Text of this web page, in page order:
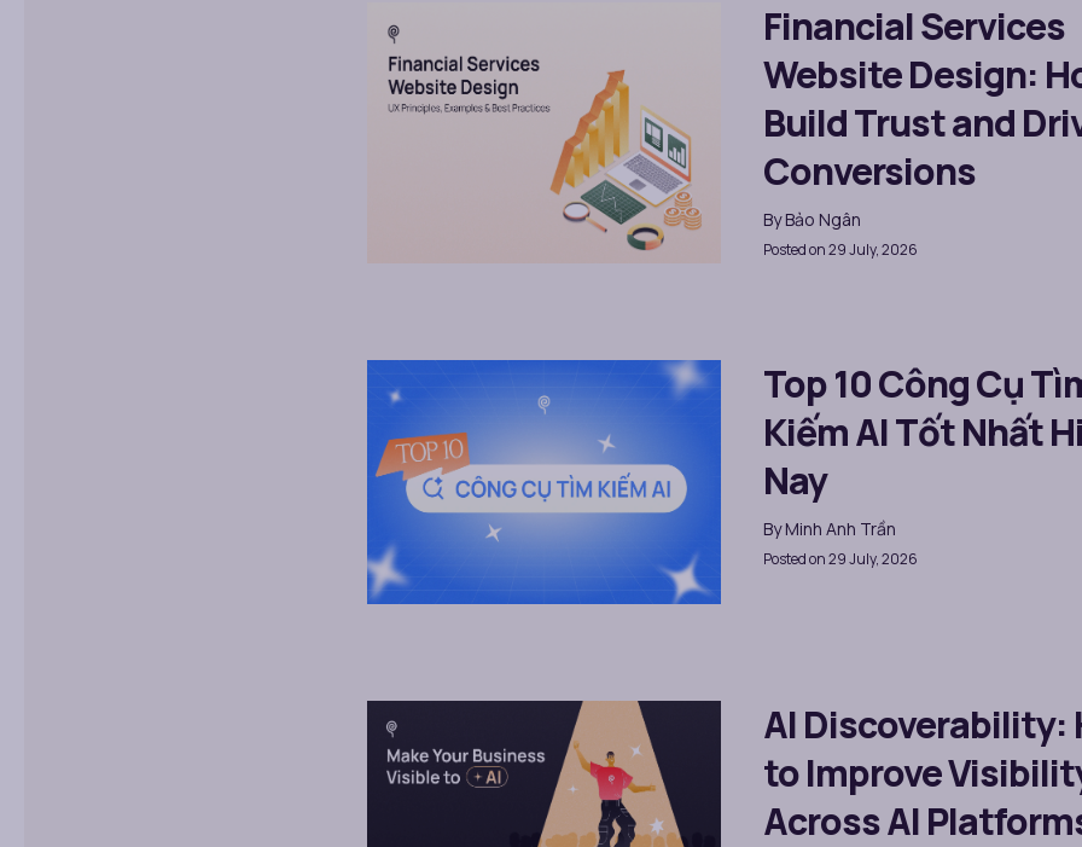
Financial Services
Website Design:
Build Trust and
Conversions
ByBảo Ngân
Posted on 29 July, 2026
Top 10 Công Cụ
Kiếm AI Tốt Nhất
Nay
ByMinh Anh Trần
Posted on 29 July, 2026
AI Discoverability:
to Improve
Across AI